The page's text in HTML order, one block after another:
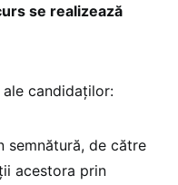
se realizează
candidaţilor:
semnătură, de către
acestora prin